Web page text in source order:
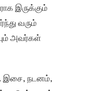
இருக்கும்
வரும்
அவர்கள்
இசை, நடனம்,